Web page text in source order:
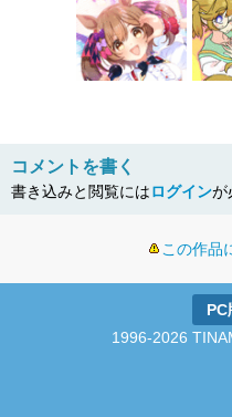
コメントを書く
書き込みと閲覧にはログインが
この作品
PC
1996-2026